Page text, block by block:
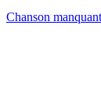
Chanson